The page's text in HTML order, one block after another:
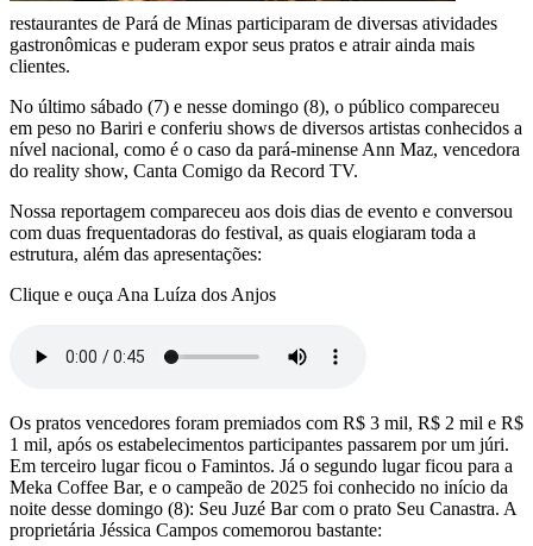
restaurantes de Pará de Minas participaram de diversas atividades
gastronômicas e puderam expor seus pratos e atrair ainda mais
clientes.
No último sábado (7) e nesse domingo (8), o público compareceu
em peso no Bariri e conferiu shows de diversos artistas conhecidos a
nível nacional, como é o caso da pará-minense Ann Maz, vencedora
do reality show, Canta Comigo da Record TV.
Nossa reportagem compareceu aos dois dias de evento e conversou
com duas frequentadoras do festival, as quais elogiaram toda a
estrutura, além das apresentações:
Clique e ouça Ana Luíza dos Anjos
Os pratos vencedores foram premiados com R$ 3 mil, R$ 2 mil e R$
1 mil, após os estabelecimentos participantes passarem por um júri.
Em terceiro lugar ficou o Famintos. Já o segundo lugar ficou para a
Meka Coffee Bar, e o campeão de 2025 foi conhecido no início da
noite desse domingo (8): Seu Juzé Bar com o prato Seu Canastra. A
proprietária Jéssica Campos comemorou bastante: